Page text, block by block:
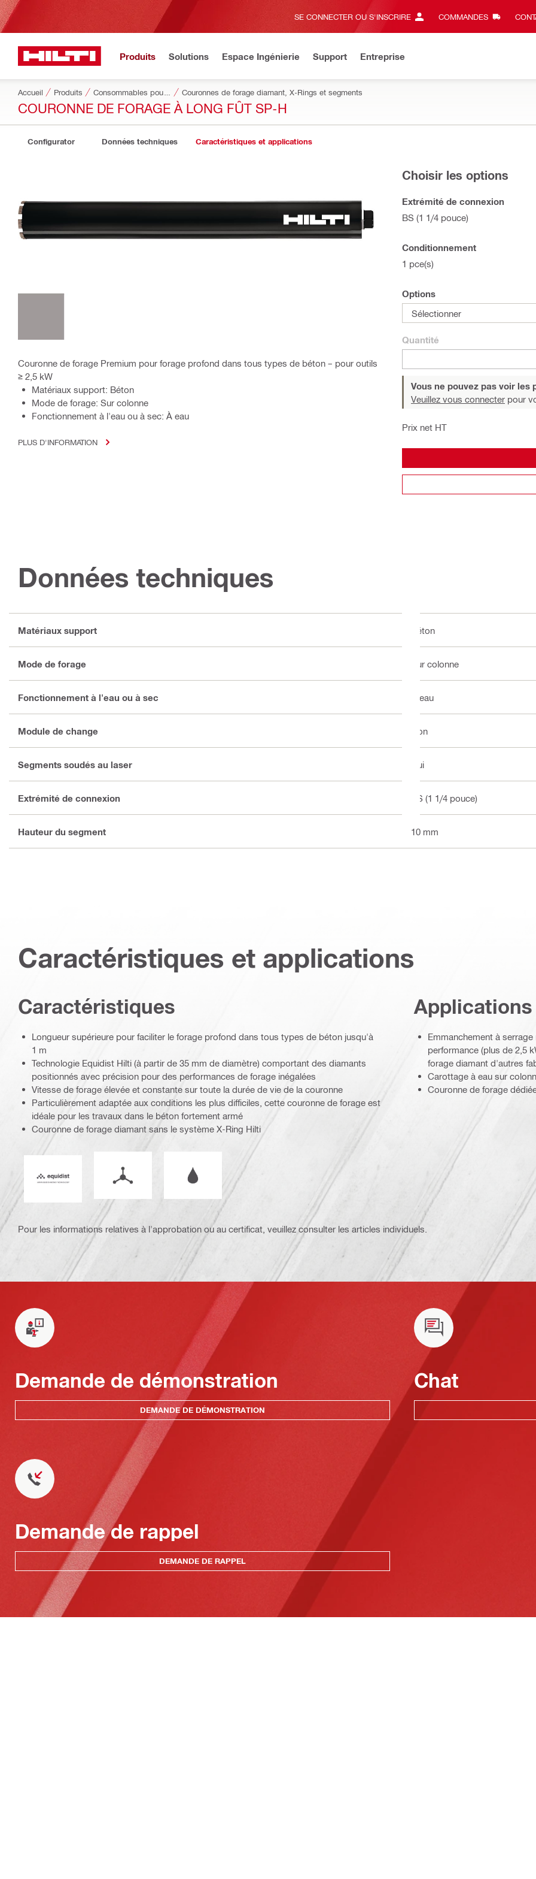
SE CONNECTER OU S'INSCRIRE COMMANDES
Produits Solutions Espace Ingénierie Support Entreprise
Accueil Produits Couronnes de forage diamant, X-Rings et segments
COURONNE DE FORAGE À LONG FÛT SP-H
Configurator Données techniques Caractéristiques et applications
Couronne de forage Premium pour forage profond dans tous types de béton – pour outils
≥ 2,5 kW
Matériaux support: Béton
Mode de forage: Sur colonne
Fonctionnement à l'eau ou à sec: À eau
PLUS D'INFORMATION
Choisir les options
Extrémité de connexion
BS (1 1/4 pouce)
Conditionnement
1 pce(s)
Options
Sélectionner
Quantité
Vous ne pouvez pas voir les
Veuillez vous connecter pour
Prix net HT
Données techniques
Matériaux support Béton
Mode de forage Sur colonne
Fonctionnement à l'eau ou à sec À eau
Module de change Non
Segments soudés au laser Oui
Extrémité de connexion BS (1 1/4 pouce)
Hauteur du segment 10 mm
Caractéristiques et applications
Caractéristiques
Longueur supérieure pour faciliter le forage profond dans tous types de béton jusqu'à
1 m
Technologie Equidist Hilti (à partir de 35 mm de diamètre) comportant des diamants
positionnés avec précision pour des performances de forage inégalées
Vitesse de forage élevée et constante sur toute la durée de vie de la couronne
Particulièrement adaptée aux conditions les plus difficiles, cette couronne de forage est
idéale pour les travaux dans le béton fortement armé
Couronne de forage diamant sans le système X-Ring Hilti
Fonctionnement à l'eau ou à sec
Applications
Emmanchement à
performance (plus de 2,5
forage diamant d'autres
Carottage à eau sur
Couronne de forage
Pour les informations relatives à l'approbation ou au certificat, veuillez consulter les articles individuels.
Demande de démonstration
DEMANDE DE DÉMONSTRATION
Chat
Demande de rappel
DEMANDE DE RAPPEL